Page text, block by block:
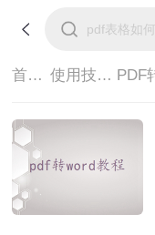
首页> 使用技巧>